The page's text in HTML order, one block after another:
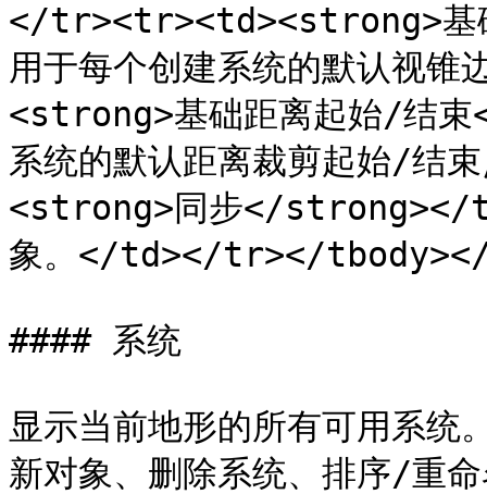
</tr><tr><td><strong>基
用于每个创建系统的默认
<strong>基础距离起始/结
系统的默认距离裁剪起始/
<strong>同步</strong></
象。</td></tr></
#### 系统
显示当前地形的所有可用系
新对象、删除系统、排序/重